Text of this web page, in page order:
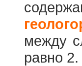
между
равно 2.